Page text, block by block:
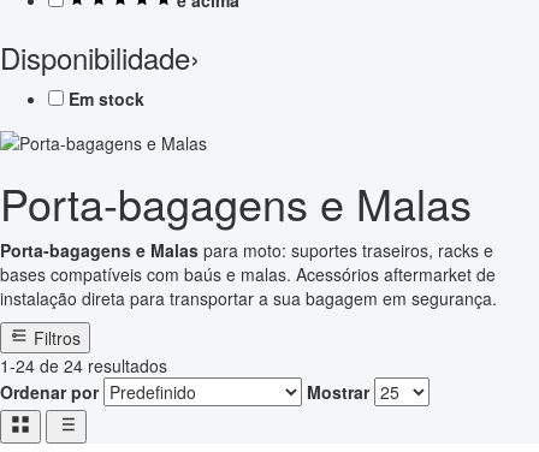
Disponibilidade›
Em stock
Porta-bagagens e Malas
Porta-bagagens e Malas para moto: suportes traseiros, racks e
bases compatíveis com baús e malas. Acessórios aftermarket de
instalação direta para transportar a sua bagagem em segurança.
Filtros
1-24 de 24 resultados
Ordenar por
Mostrar